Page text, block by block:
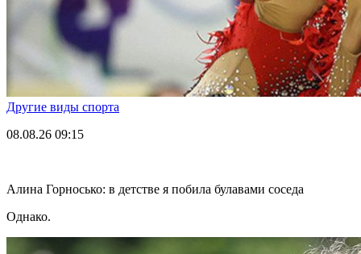
Другие виды спорта
08.08.26 09:15
Алина Горносько: в детстве я побила булавами соседа
Однако.